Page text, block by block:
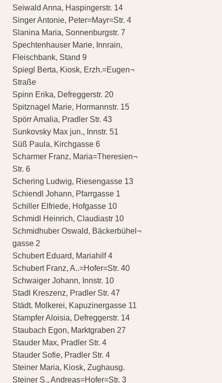
Seiwald Anna, Haspingerstr. 14
Singer Antonie, Peter=Mayr=Str. 4
Slanina Maria, Sonnenburgstr. 7
Spechtenhauser Marie, Innrain,
Fleischbank, Stand 9
Spiegl Berta, Kiosk, Erzh.=Eugen¬
Straße
Spinn Erika, Defreggerstr. 20
Spitznagel Marie, Hormannstr. 15
Spörr Amalia, Pradler Str. 43
Sunkovsky Max jun., Innstr. 51
Süß Paula, Kirchgasse 6
Scharmer Franz, Maria=Theresien¬
Str. 6
Schering Ludwig, Riesengasse 13
Schiendl Johann, Pfarrgasse 1
Schiller Elfriede, Hofgasse 10
Schmidl Heinrich, Claudiastr 10
Schmidhuber Oswald, Bäckerbühel¬
gasse 2
Schubert Eduard, Mariahilf 4
Schubert Franz, A..=Hofer=Str. 40
Schwaiger Johann, Innstr. 10
Stadl Kreszenz, Pradler Str. 47
Städt. Molkerei, Kapuzinergasse 11
Stampfer Aloisia, Defreggerstr. 14
Staubach Egon, Marktgraben 27
Stauder Max, Pradler Str. 4
Stauder Sofie, Pradler Str. 4
Steiner Maria, Kiosk, Zughausg.
Steiner S., Andreas=Hofer=Str. 3